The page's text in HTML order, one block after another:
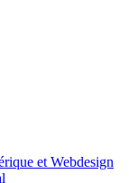
et Webdesign